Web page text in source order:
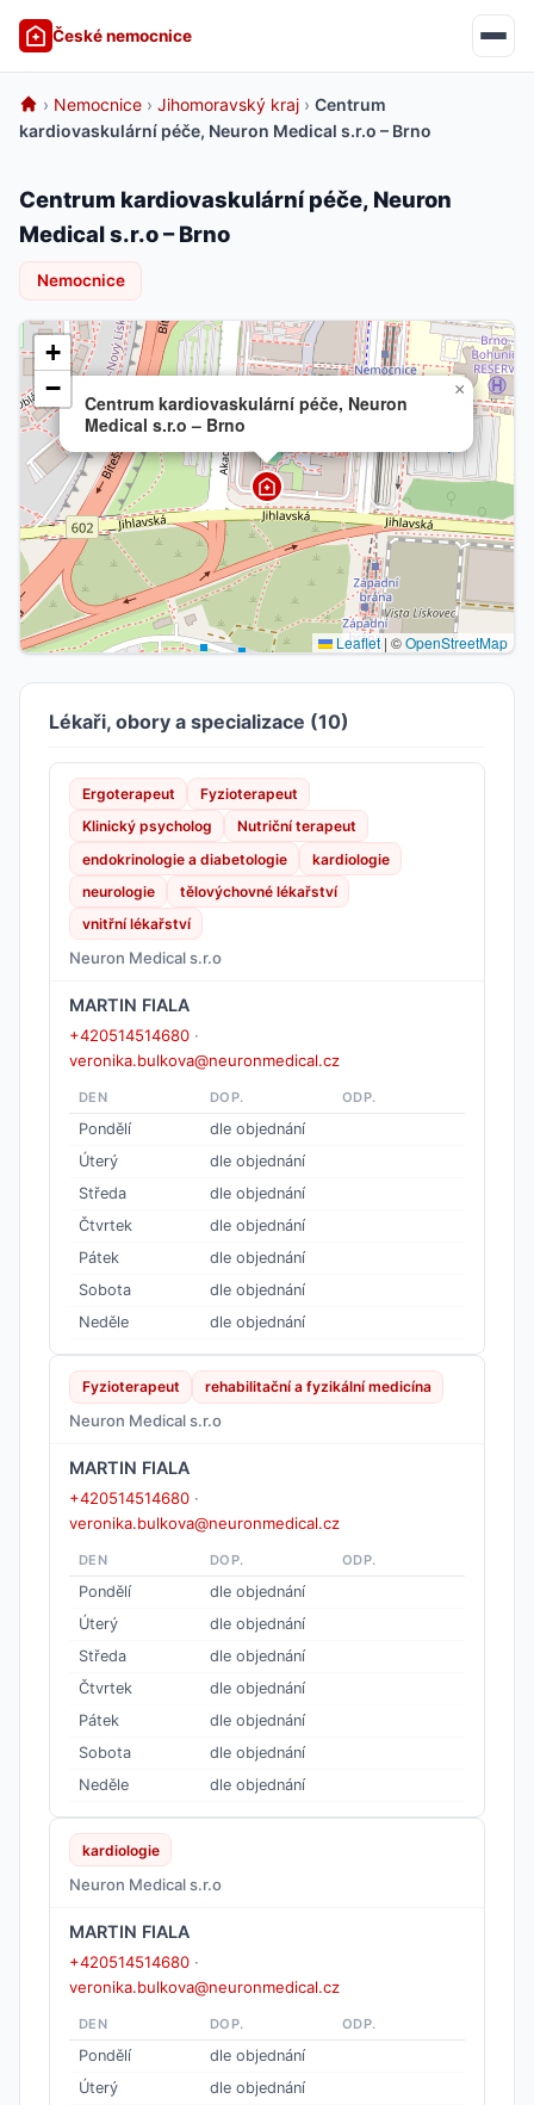
České nemocnice
› Nemocnice › Jihomoravský kraj › Centrum
kardiovaskulární péče, Neuron Medical s.r.o – Brno
Centrum kardiovaskulární péče, Neuron
Medical s.r.o – Brno
Nemocnice
Centrum kardiovaskulární péče, Neuron
Medical s.r.o – Brno
×
+
−
Leaflet | ©OpenStreetMap
Lékaři, obory a specializace (10)
Ergoterapeut
Fyzioterapeut
Klinický psycholog
Nutriční terapeut
endokrinologie a diabetologie
kardiologie
neurologie
tělovýchovné lékařství
vnitřní lékařství
Neuron Medical s.r.o
MARTIN FIALA
+420514514680 ·
veronika.bulkova@neuronmedical.cz
DEN DOP. ODP.
Pondělí
dle objednání
Úterý
dle objednání
Středa
dle objednání
Čtvrtek
dle objednání
Pátek
dle objednání
Sobota
dle objednání
Neděle
dle objednání
Fyzioterapeut rehabilitační a fyzikální medicína
Neuron Medical s.r.o
MARTIN FIALA
+420514514680 ·
veronika.bulkova@neuronmedical.cz
DEN DOP. ODP.
Pondělí
dle objednání
Úterý
dle objednání
Středa
dle objednání
Čtvrtek
dle objednání
Pátek
dle objednání
Sobota
dle objednání
Neděle
dle objednání
kardiologie
Neuron Medical s.r.o
MARTIN FIALA
+420514514680 ·
veronika.bulkova@neuronmedical.cz
DEN DOP. ODP.
Pondělí
dle objednání
Úterý
dle objednání